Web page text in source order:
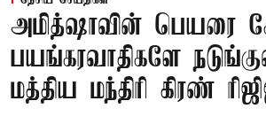
அமித்ஷாவின் பெயரை
பயங்கரவாதிகளே
மத்திய மந்திரி கிரண்